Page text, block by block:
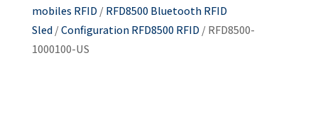
mobiles RFID/RFD8500 Bluetooth RFID
Sled/Configuration RFD8500 RFID/ RFD8500-
1000100-US